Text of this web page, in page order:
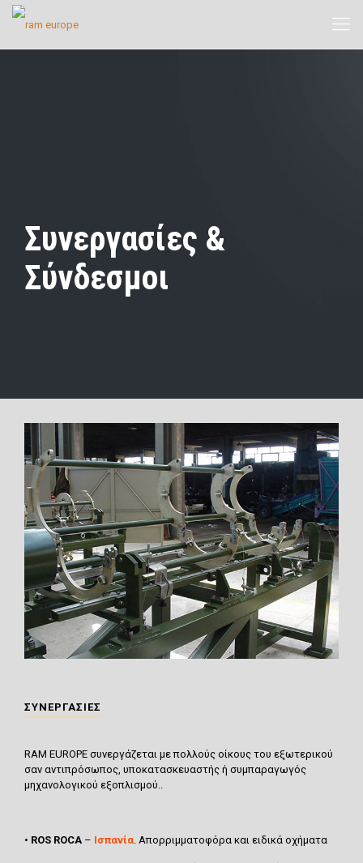
Συνεργασίες &
Σύνδεσμοι
ΣΥΝΕΡΓΑΣΙΕΣ
RAM EUROPE συνεργάζεται με πολλούς οίκους του εξωτερικού
σαν αντιπρόσωπος, υποκατασκευαστής ή συμπαραγωγός
μηχανολογικού εξοπλισμού..
• ROS ROCA – Ισπανία. Απορριμματοφόρα και ειδικά οχήματα